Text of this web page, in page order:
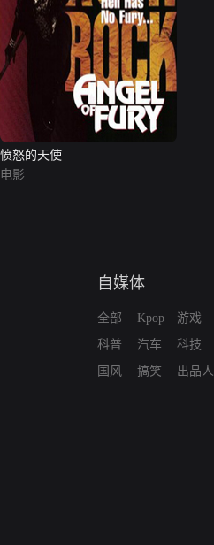
愤怒的天使
电影
自媒体
全部
科普
国风
Kpop
汽车
搞笑
游戏
科技
出品人